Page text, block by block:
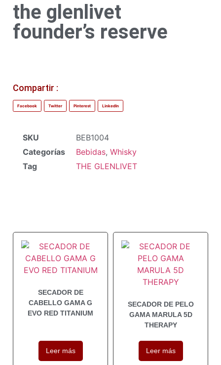
the glenlivet
founder’s reserve
Compartir :
Facebook Twitter Pinterest LinkedIn
SKU
BEB1004
Categorías
Bebidas, Whisky
Tag
THE GLENLIVET
SECADOR DE
CABELLO GAMA G
EVO RED TITANIUM
Leer más
SECADOR DE PELO
GAMA MARULA 5D
THERAPY
Leer más